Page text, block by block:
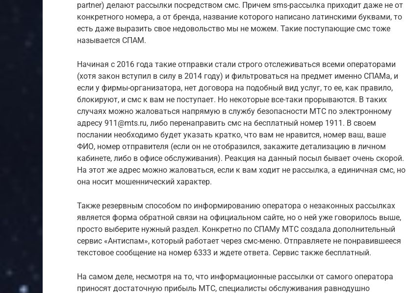
partner) делают рассылки посредством смс. Причем sms-рассылка приходит даже не от
конкретного номера, а от бренда, название которого написано латинскими буквами, то
есть даже выразить свое недовольство мы не можем. Такие поступающие смс тоже
называется СПАМ.
Начиная с 2016 года такие отправки стали строго отслеживаться всеми операторами
(хотя закон вступил в силу в 2014 году) и фильтроваться на предмет именно СПАМа, и
если у фирмы-организатора, нет договора на подобный вид услуг, то ее, как правило,
блокируют, и смс к вам не поступает. Но некоторые все-таки прорываются. В таких
случаях можно жаловаться напрямую в службу безопасности МТС по электронному
адресу 911@mts.ru, либо перенаправить смс на бесплатный номер 1911. В своем
послании необходимо будет указать кратко, что вам не нравится, номер ваш, ваше
ФИО, номер отправителя (если он не отобразился, закажите детализацию в личном
кабинете, либо в офисе обслуживания). Реакция на данный посыл бывает очень скорой.
На этот же адрес можно жаловаться, если к вам ходит не рассылка, а единичная смс, но
она носит мошеннический характер.
Также резервным способом по информированию оператора о незаконных рассылках
является форма обратной связи на официальном сайте, но о ней уже говорилось выше,
просто выберите нужный раздел. Конкретно по СПАМу МТС создала дополнительный
сервис «Антиспам», который работает через смс-меню. Отправляете не понравившееся
текстовое сообщение на номер 6333 и ждете ответа. Сервис также бесплатный.
На самом деле, несмотря на то, что информационные рассылки от самого оператора
приносят достаточную прибыль МТС, специалисты обслуживания равнодушно